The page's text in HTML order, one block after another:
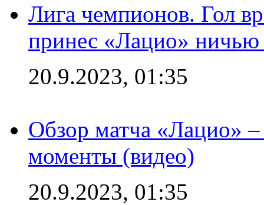
Лига чемпионов. Гол
принес «Лацио» ничью
20.9.2023, 01:35
Обзор матча «Лацио»
моменты (видео)
20.9.2023, 01:35